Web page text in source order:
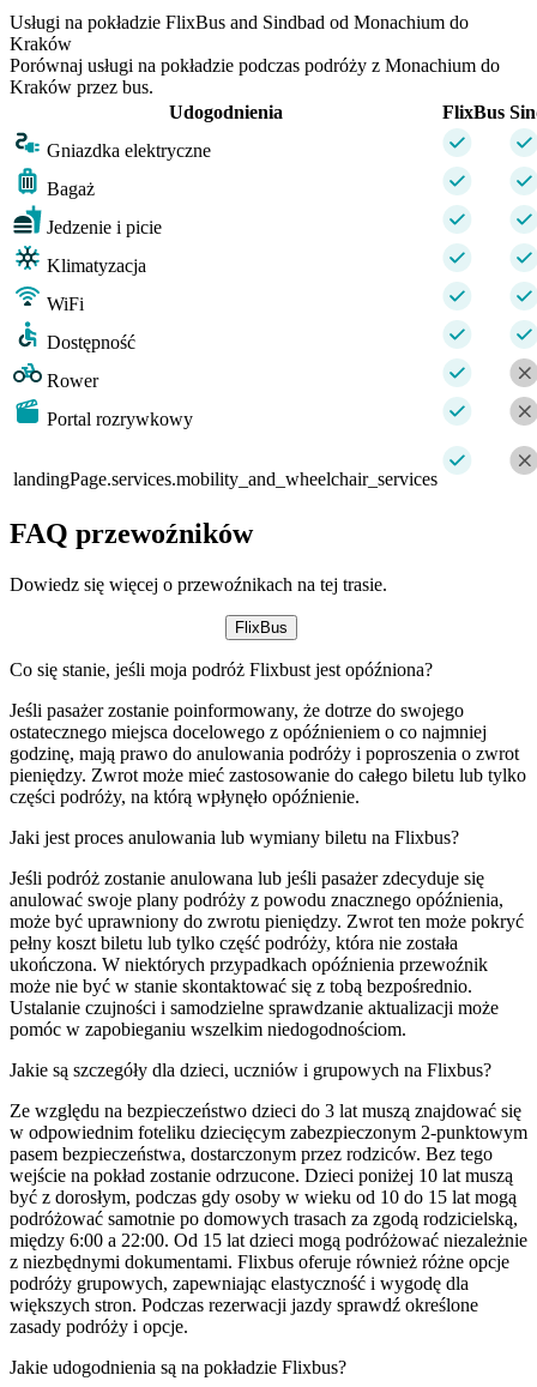
Usługi na pokładzie FlixBus and Sindbad od Monachium do
Kraków
Porównaj usługi na pokładzie podczas podróży z Monachium do
Kraków przez bus.
Udogodnienia
FlixBus
Gniazdka elektryczne
Bagaż
Jedzenie i picie
Klimatyzacja
WiFi
Dostępność
Rower
Portal rozrywkowy
landingPage.services.mobility_and_wheelchair_services
FAQ przewoźników
Dowiedz się więcej o przewoźnikach na tej trasie.
FlixBus
Co się stanie, jeśli moja podróż Flixbust jest opóźniona?
Jeśli pasażer zostanie poinformowany, że dotrze do swojego
ostatecznego miejsca docelowego z opóźnieniem o co najmniej
godzinę, mają prawo do anulowania podróży i poproszenia o zwrot
pieniędzy. Zwrot może mieć zastosowanie do całego biletu lub tylko
części podróży, na którą wpłynęło opóźnienie.
Jaki jest proces anulowania lub wymiany biletu na Flixbus?
Jeśli podróż zostanie anulowana lub jeśli pasażer zdecyduje się
anulować swoje plany podróży z powodu znacznego opóźnienia,
może być uprawniony do zwrotu pieniędzy. Zwrot ten może pokryć
pełny koszt biletu lub tylko część podróży, która nie została
ukończona. W niektórych przypadkach opóźnienia przewoźnik
może nie być w stanie skontaktować się z tobą bezpośrednio.
Ustalanie czujności i samodzielne sprawdzanie aktualizacji może
pomóc w zapobieganiu wszelkim niedogodnościom.
Jakie są szczegóły dla dzieci, uczniów i grupowych na Flixbus?
Ze względu na bezpieczeństwo dzieci do 3 lat muszą znajdować się
w odpowiednim foteliku dziecięcym zabezpieczonym 2-punktowym
pasem bezpieczeństwa, dostarczonym przez rodziców. Bez tego
wejście na pokład zostanie odrzucone. Dzieci poniżej 10 lat muszą
być z dorosłym, podczas gdy osoby w wieku od 10 do 15 lat mogą
podróżować samotnie po domowych trasach za zgodą rodzicielską,
między 6:00 a 22:00. Od 15 lat dzieci mogą podróżować niezależnie
z niezbędnymi dokumentami. Flixbus oferuje również różne opcje
podróży grupowych, zapewniając elastyczność i wygodę dla
większych stron. Podczas rezerwacji jazdy sprawdź określone
zasady podróży i opcje.
Jakie udogodnienia są na pokładzie Flixbus?